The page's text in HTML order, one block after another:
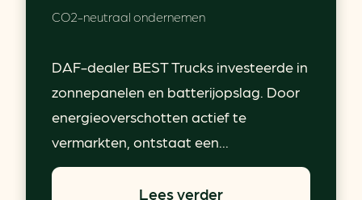
CO2-neutraal ondernemen
DAF-dealer BEST Trucks investeerde in
zonnepanelen en batterijopslag. Door
energieoverschotten actief te
vermarkten, ontstaat een...
Lees verder